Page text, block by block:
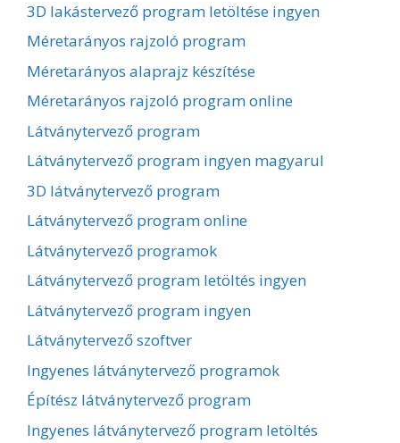
3D lakástervező program letöltése ingyen
Méretarányos rajzoló program
Méretarányos alaprajz készítése
Méretarányos rajzoló program online
Látványtervező program
Látványtervező program ingyen magyarul
3D látványtervező program
Látványtervező program online
Látványtervező programok
Látványtervező program letöltés ingyen
Látványtervező program ingyen
Látványtervező szoftver
Ingyenes látványtervező programok
Építész látványtervező program
Ingyenes látványtervező program letöltés